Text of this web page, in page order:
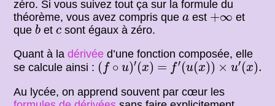
zéro. Si vous suivez tout ça sur la formule du
théorème, vous avez compris quea
a est +∞
+ ∞
et
queb
betc
c sont égaux à zéro.
Quant à ladérivée d’une fonction composée, elle
se calcule ainsi : ( f ∘ u)′(x)
(f ∘ u)′(x) =
= f′(u(x)) × u′(x).
f′(u(x))×u′(x ).
Au lycée, on apprend souvent par cœur les